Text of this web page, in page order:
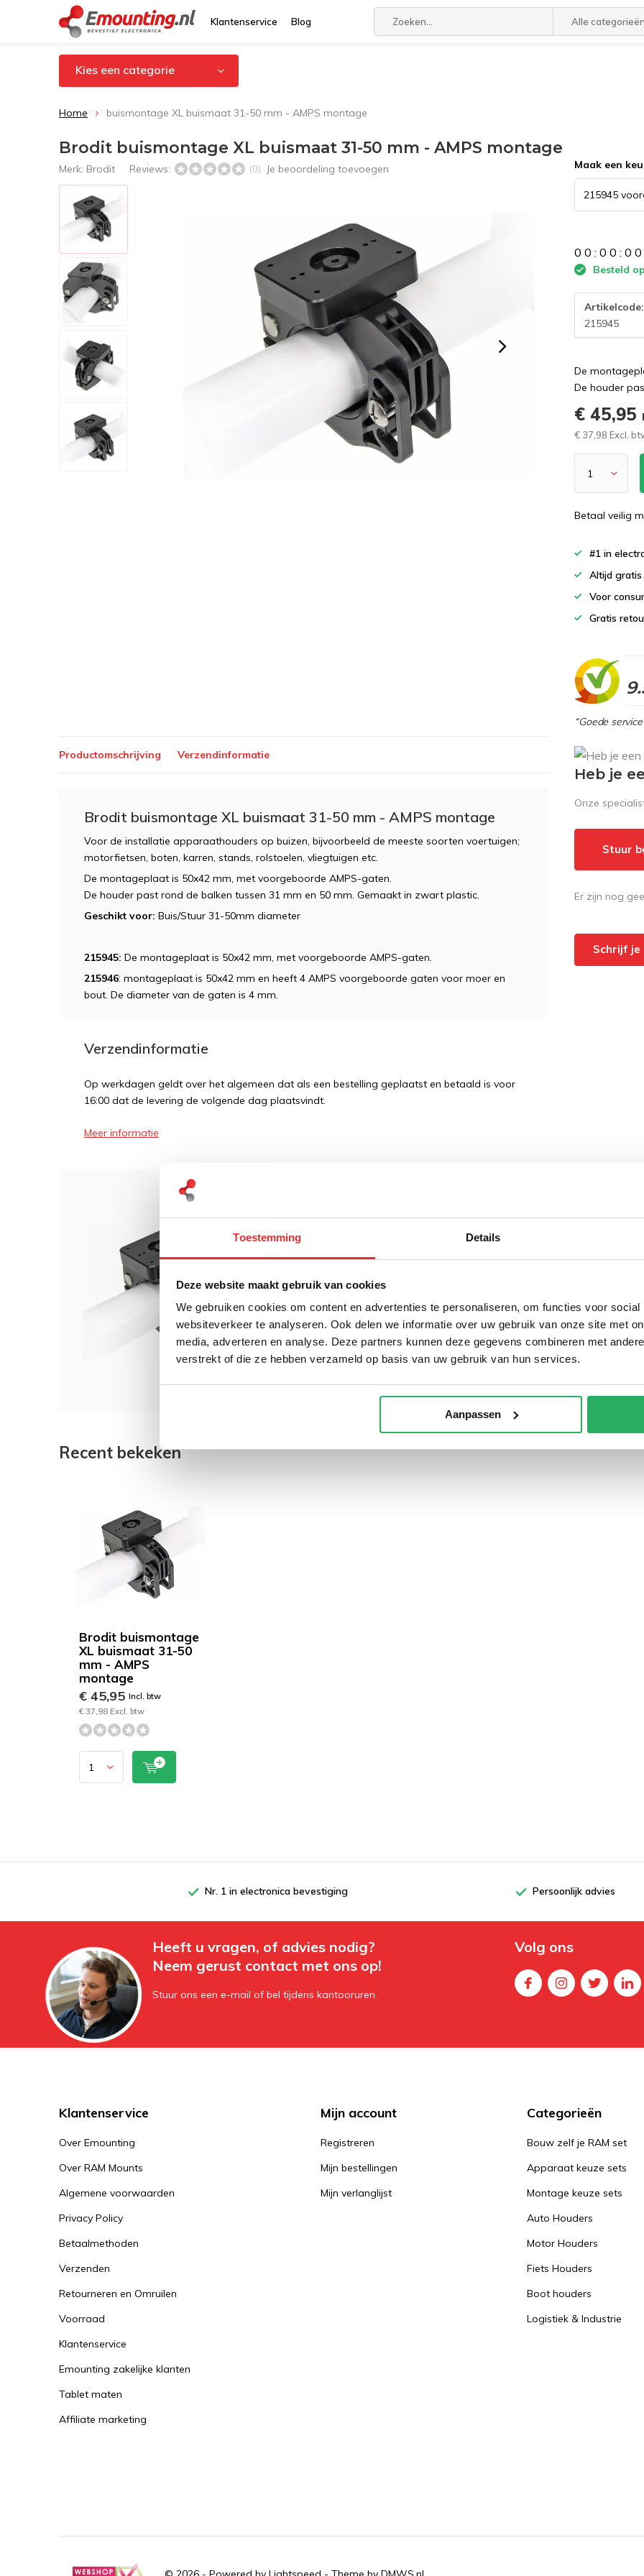
Toestemming Details
Deze website maakt gebruik van cookies
We gebruiken cookies om content en advertenties te personaliseren, om functies voor
websiteverkeer te analyseren. Ook delen we informatie over uw gebruik van onze site met
media, adverteren en analyse. Deze partners kunnen deze gegevens combineren met
verstrekt of die ze hebben verzameld op basis van uw gebruik van hun services.
Aanpassen
Klantenservice Blog Alle
Kies een categorie
Home buismontage XL buismaat 31-50 mm - AMPS montage
Brodit buismontage XL buismaat 31-50 mm - AMPS montage
Merk: Brodit Reviews: (0) Je beoordeling toevoegen Maak een
0 0 :0 0 :0 0
Besteld
Artikelcode:
215945
De
De houder
€ 45,95
€ 37,98 Excl.
Betaal veilig
#1 in
Altijd
Voor
Gratis
“Goede
Productomschrijving Verzendinformatie
Brodit buismontage XL buismaat 31-50 mm - AMPS montage
Voor de installatie apparaathouders op buizen, bijvoorbeeld de meeste soorten voertuigen;
motorfietsen, boten, karren, stands, rolstoelen, vliegtuigen etc.
De montageplaat is 50x42 mm, met voorgeboorde AMPS-gaten.
De houder past rond de balken tussen 31 mm en 50 mm. Gemaakt in zwart plastic.
Geschikt voor: Buis/Stuur 31-50mm diameter
215945: De montageplaat is 50x42 mm, met voorgeboorde AMPS-gaten.
215946: montageplaat is 50x42 mm en heeft 4 AMPS voorgeboorde gaten voor moer en
bout. De diameter van de gaten is 4 mm.
Verzendinformatie
Op werkdagen geldt over het algemeen dat als een bestelling geplaatst en betaald is voor
16:00 dat de levering de volgende dag plaatsvindt.
Meer informatie
Dit wordt 'm!
Brodit buismontage XL buismaat
31-50 mm - AMPS montage
(0)
€ 45,95
Toevoegen aan
winkelwagen
Heb je
Onze
Stuur
Er zijn nog
Schrijf
Recent bekeken
Brodit buismontage
XL buismaat 31-50
mm - AMPS
montage
€ 45,95 Incl. btw
€ 37,98 Excl. btw
Nr. 1 in electronica bevestiging Persoonlijk advies
Heeft u vragen, of advies nodig?
Neem gerust contact met ons op!
Stuur ons een e-mail of bel tijdens kantooruren.
Volg ons
Klantenservice
Over Emounting
Over RAM Mounts
Algemene voorwaarden
Privacy Policy
Betaalmethoden
Verzenden
Retourneren en Omruilen
Voorraad
Klantenservice
Emounting zakelijke klanten
Tablet maten
Affiliate marketing
Mijn account
Registreren
Mijn bestellingen
Mijn verlanglijst
Categorieën
Bouw zelf je RAM set
Apparaat keuze sets
Montage keuze sets
Auto Houders
Motor Houders
Fiets Houders
Boot houders
Logistiek & Industrie